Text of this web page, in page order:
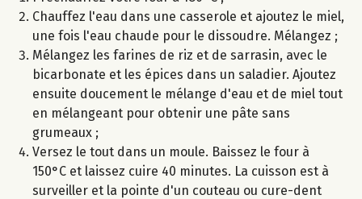
Chauffez l'eau dans une casserole et ajoutez le miel,
une fois l'eau chaude pour le dissoudre. Mélangez ;
Mélangez les farines de riz et de sarrasin, avec le
bicarbonate et les épices dans un saladier. Ajoutez
ensuite doucement le mélange d'eau et de miel tout
en mélangeant pour obtenir une pâte sans
grumeaux ;
Versez le tout dans un moule. Baissez le four à
150°C et laissez cuire 40 minutes. La cuisson est à
surveiller et la pointe d'un couteau ou cure-dent